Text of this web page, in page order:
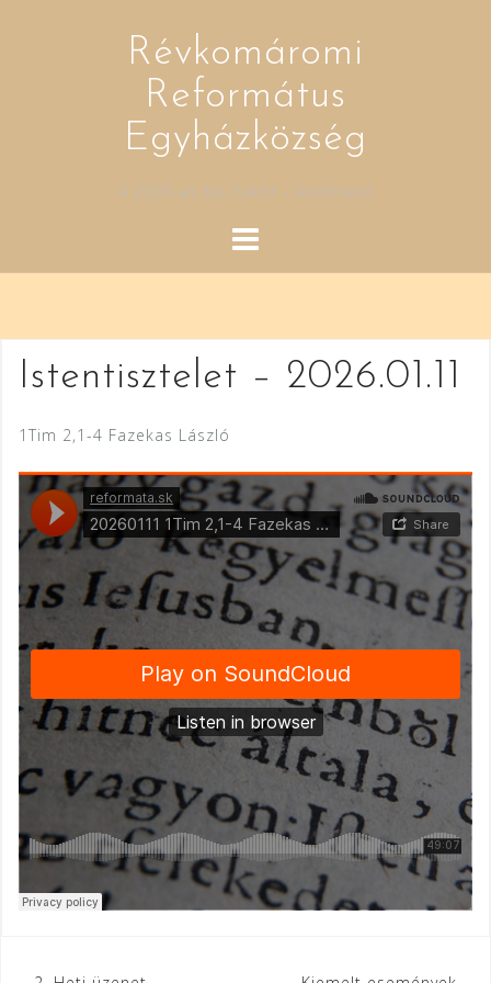
Révkomáromi
Református
Egyházközség
A 2003-as Kis Tükör - letölthető
Istentisztelet – 2026.01.11
1Tim 2,1-4 Fazekas László